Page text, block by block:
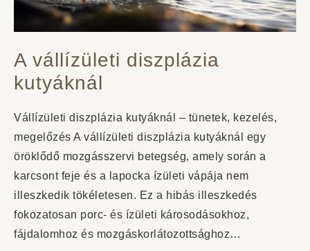
A vállízületi diszplázia
kutyáknál
Vállízületi diszplázia kutyáknál – tünetek, kezelés,
megelőzés A vállízületi diszplázia kutyáknál egy
öröklődő mozgásszervi betegség, amely során a
karcsont feje és a lapocka ízületi vápája nem
illeszkedik tökéletesen. Ez a hibás illeszkedés
fokozatosan porc- és ízületi károsodásokhoz,
fájdalomhoz és mozgáskorlátozottsághoz…